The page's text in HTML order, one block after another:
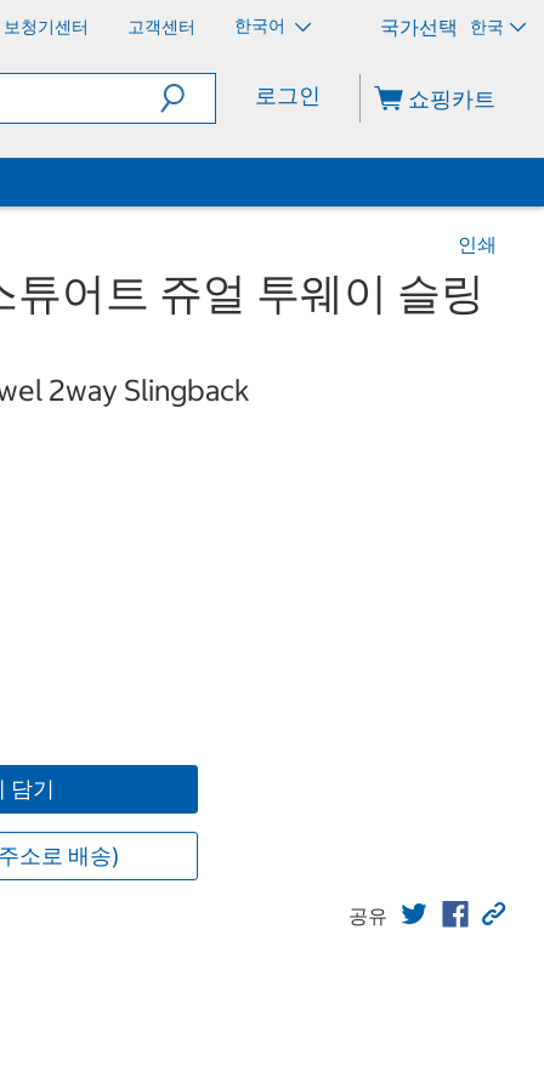
보청기센터 고객센터 한국어 한국
로그인 쇼핑카트
인쇄
어트 쥬얼 투웨이 슬링
2way Slingback
담기
소로 배송)
공유